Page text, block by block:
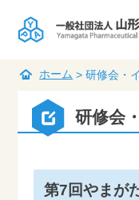
ホーム >研修会・
研修会
第7回やまが